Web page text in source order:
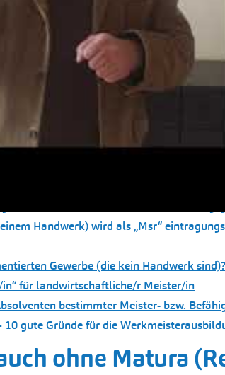
PhD …….?
kostenlos
Deutschland: Meister sind auch
kann seit dem 21. August 2020 in
Handwerk) wird als „Msr“
Gewerbe (die kein Handwerk sind)?
für landwirtschaftliche/r Meister/in
bestimmter Meister- bzw.
gute Gründe für die
ohne Matura